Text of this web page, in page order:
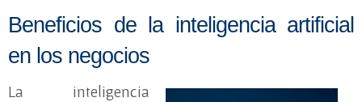
Beneficios de la inteligencia artificial
en los negocios
La inteligencia